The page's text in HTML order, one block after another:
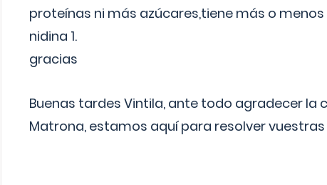
proteínas ni más azúcares,tiene más o
nidina 1.
gracias
Buenas tardes Vintila, ante todo agradecer la
Matrona, estamos aquí para resolver